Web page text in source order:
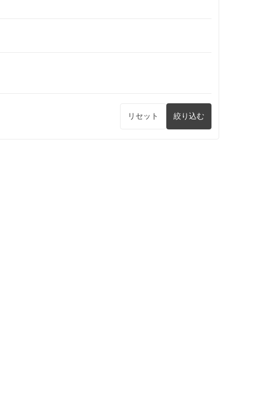
リセット 絞り込む